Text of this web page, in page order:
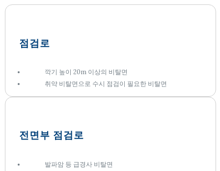
점검로
깍기 높이 20m 이상의 비탈면
취약 비탈면으로 수시 점검이 필요한 비탈면
전면부 점검로
발파암 등 급경사 비탈면